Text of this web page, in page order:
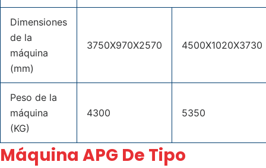
Dimensiones
de la
máquina
(mm)
3750X970X2570 4500X1020X3730
Peso de la
máquina
(KG)
4300 5350
Máquina APG De Tipo